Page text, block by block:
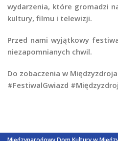
wydarzenia, które gromadzi
kultury, filmu i telewizji.
Przed nami wyjątkowy
niezapomnianych chwil.
Do zobaczenia w
#FestiwalGwiazd